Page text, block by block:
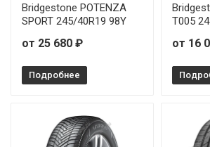
Bridgestone POTENZA
SPORT 245/40R19 98Y
от 25 680 ₽
Подробнее
T005
от 16